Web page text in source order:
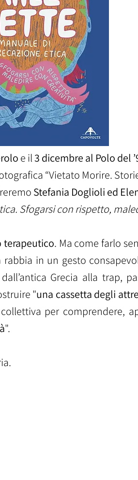
e il3 dicembre al Polo del
“Vietato Morire.
Stefania Doglioli ed
Sfogarsi con rispetto,
terapeutico. Ma come farlo
in un gesto
Grecia alla trap,
"una cassetta degli
per comprendere,
".